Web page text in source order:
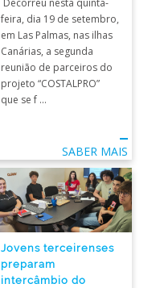
Decorreu nesta quinta-
feira, dia 19 de setembro,
em Las Palmas, nas ilhas
Canárias, a segunda
reunião de parceiros do
projeto “COSTALPRO”
que se f ...
SABER MAIS
Jovens terceirenses
preparam
intercâmbio do